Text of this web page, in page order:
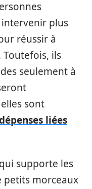
plus
réussir à
ils
seulement à
sont
liées
supporte les
petits morceaux